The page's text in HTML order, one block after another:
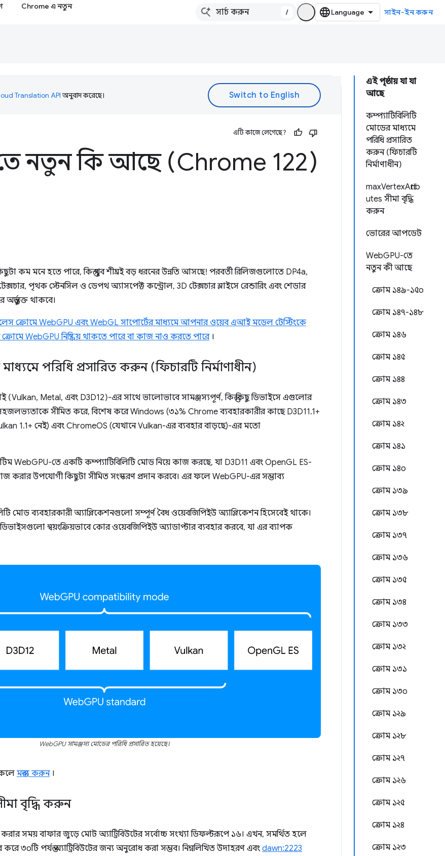
Chrome এ নতুন
/ সাইন-ইন করুন
এই পৃষ্ঠায় যা যা
আছে
কম্প্যাটিবিলিটি
মোডের মাধ্যমে
পরিধি প্রসারিত
করুন (ফিচারটি
নির্মাণাধীন)
maxVertexAttrib
utes সীমা বৃদ্ধি
করুন
ভোরের আপডেট
WebGPU-তে
নতুন কী আছে
ক্রোম ১৪৯-১৫০
ক্রোম ১৪৭-১৪৮
ক্রোম ১৪৬
ক্রোম ১৪৫
ক্রোম ১৪৪
ক্রোম ১৪৩
ক্রোম ১৪২
ক্রোম ১৪১
ক্রোম ১৪০
ক্রোম ১৩৯
ক্রোম ১৩৮
ক্রোম ১৩৭
ক্রোম ১৩৬
ক্রোম ১৩৫
ক্রোম ১৩৪
ক্রোম ১৩৩
ক্রোম ১৩২
ক্রোম ১৩১
ক্রোম ১৩০
ক্রোম ১২৯
ক্রোম ১২৮
ক্রোম ১২৭
ক্রোম ১২৬
ক্রোম ১২৫
ক্রোম ১২৪
ক্রোম ১২৩
Translation APIঅনুবাদ করেছে।
এটি কাজে লেগেছে?
নতুন কি আছে (Chrome 122)
কম মনে হতে পারে, কিন্তু খুব শীঘ্রই বড় ধরনের উন্নতি আসছে! পরবর্তী রিলিজগুলোতে DP4a,
পৃথক স্টেনসিল ও ডেপথ অ্যাসপেক্ট কন্ট্রোল, 3D টেক্সচার স্লাইসে রেন্ডারিং এবং শেডার
থাকবে।
ক্রোমে WebGPU এবং WebGL সাপোর্টের মাধ্যমে আপনার ওয়েব এআই মডেল টেস্টিংকে
WebGPU নিষ্ক্রিয় থাকতে পারে বা কাজ নাও করতে পারে।
পরিধি প্রসারিত করুন (ফিচারটি নির্মাণাধীন)
(Vulkan, Metal, এবং D3D12)-এর সাথে ভালোভাবে সামঞ্জস্যপূর্ণ, কিন্তু কিছু ডিভাইসে এগুলোর
সীমিত করে, বিশেষ করে Windows (৩১% Chrome ব্যবহারকারীর কাছে D3D11.1+
1.1+ নেই) এবং ChromeOS (যেখানে Vulkan-এর ব্যবহার বাড়ছে)-এর মতো
WebGPU-তে একটি কম্প্যাটিবিলিটি মোড নিয়ে কাজ করছে, যা D3D11 এবং OpenGL ES-
উপযোগী কিছুটা সীমিত সংস্করণ প্রদান করবে। এর ফলে WebGPU-এর সম্ভাব্য
মোড ব্যবহারকারী অ্যাপ্লিকেশনগুলো সম্পূর্ণ বৈধ ওয়েবজিপিইউ অ্যাপ্লিকেশন হিসেবেই থাকে।
ডিভাইসগুলো স্বয়ংক্রিয়ভাবে কোর ওয়েবজিপিইউ অ্যাডাপ্টার ব্যবহার করবে, যা এর ব্যাপক
WebGPU সামঞ্জস্য মোডের পরিধি প্রসারিত হয়েছে।
মন্তব্য করুন।
বৃদ্ধি করুন
সময় বাফার জুড়ে মোট অ্যাট্রিবিউটের সর্বোচ্চ সংখ্যা ডিফল্টরূপে ১৬। এখন, সমর্থিত হলে
করে ৩০টি পর্যন্ত অ্যাট্রিবিউটের জন্য অনুরোধ করা সম্ভব। নিম্নলিখিত উদাহরণ এবং dawn:2223